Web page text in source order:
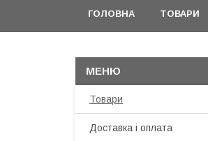
ГОЛОВНА ТОВАРИ
Товари
Доставка і оплата